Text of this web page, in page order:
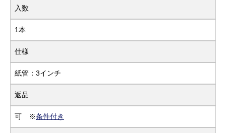
入数
1本
仕様
紙管：3インチ
返品
可 ※条件付き